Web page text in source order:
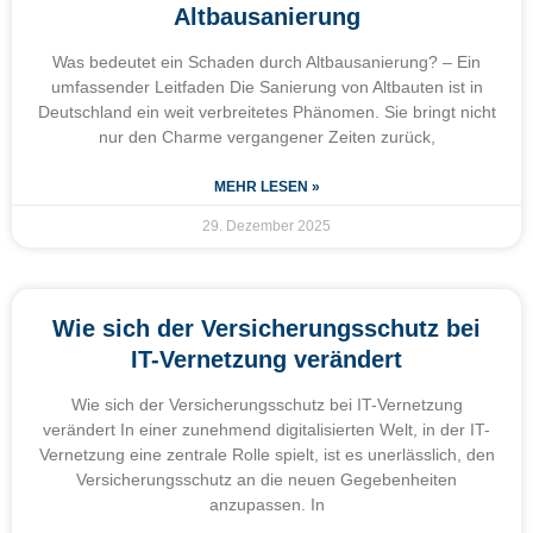
Altbausanierung
Was bedeutet ein Schaden durch Altbausanierung? – Ein
umfassender Leitfaden Die Sanierung von Altbauten ist in
Deutschland ein weit verbreitetes Phänomen. Sie bringt nicht
nur den Charme vergangener Zeiten zurück,
MEHR LESEN »
29. Dezember 2025
Wie sich der Versicherungsschutz bei
IT-Vernetzung verändert
Wie sich der Versicherungsschutz bei IT-Vernetzung
verändert In einer zunehmend digitalisierten Welt, in der IT-
Vernetzung eine zentrale Rolle spielt, ist es unerlässlich, den
Versicherungsschutz an die neuen Gegebenheiten
anzupassen. In